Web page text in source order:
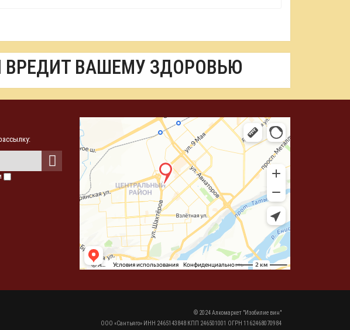
ВРЕДИТ ВАШЕМУ ЗДОРОВЬЮ
© 2024 Алкомаркет "Изобилие вин"
ООО «Сантьяго» ИНН 2465143848 КПП 246501001 ОГРН 1162468070984